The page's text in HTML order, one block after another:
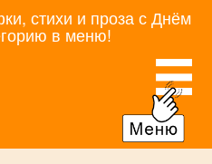
стихи и проза с Днём
в меню!